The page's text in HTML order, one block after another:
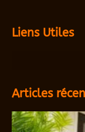
Liens Utiles
Articles